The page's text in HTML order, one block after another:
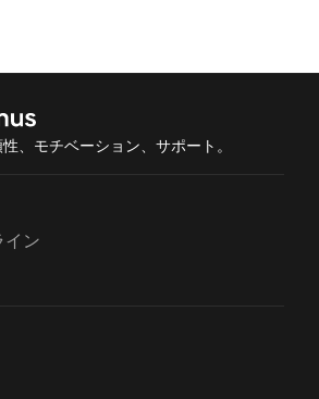
、モチベーション、サポート。
イン